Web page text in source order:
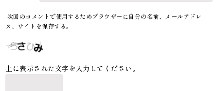
次回のコメントで使用するためブラウザーに自分の名前、メールアドレ
ス、サイトを保存する。
上に表示された文字を入力してください。